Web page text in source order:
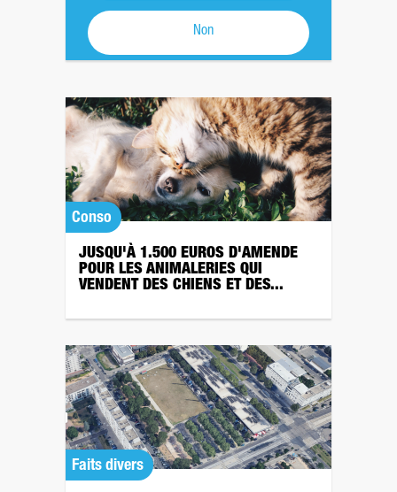
Non
Conso
JUSQU'À 1.500 EUROS D'AMENDE
POUR LES ANIMALERIES QUI
VENDENT DES CHIENS ET DES...
Faits divers